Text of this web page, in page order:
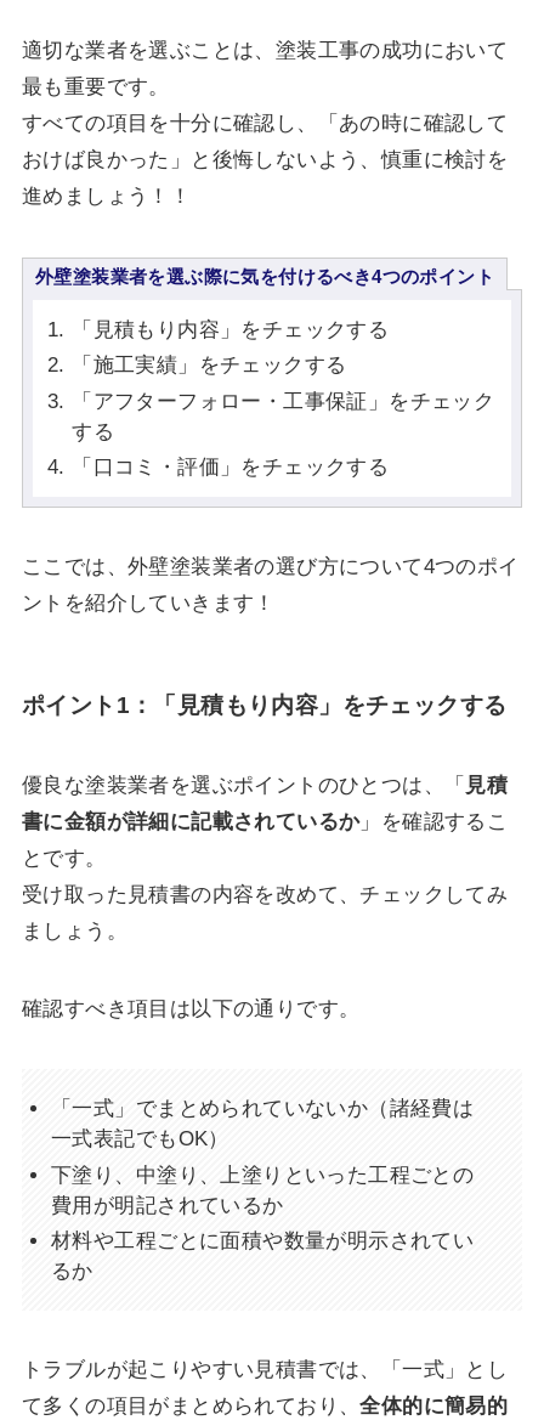
適切な業者を選ぶことは、塗装工事の成功において
最も重要です。
すべての項目を十分に確認し、「あの時に確認して
おけば良かった」と後悔しないよう、慎重に検討を
進めましょう！！
外壁塗装業者を選ぶ際に気を付けるべき4つのポイント
「見積もり内容」をチェックする
「施工実績」をチェックする
「アフターフォロー・工事保証」をチェック
する
「口コミ・評価」をチェックする
ここでは、外壁塗装業者の選び方について4つのポイ
ントを紹介していきます！
ポイント1：「見積もり内容」をチェックする
優良な塗装業者を選ぶポイントのひとつは、「 見積
書に金額が詳細に記載されているか」を確認するこ
とです。
受け取った見積書の内容を改めて、チェックしてみ
ましょう。
確認すべき項目は以下の通りです。
「一式」でまとめられていないか（諸経費は
一式表記でもOK）
下塗り、中塗り、上塗りといった工程ごとの
費用が明記されているか
材料や工程ごとに面積や数量が明示されてい
るか
トラブルが起こりやすい見積書では、「一式」とし
て多くの項目がまとめられており、全体的に簡易的